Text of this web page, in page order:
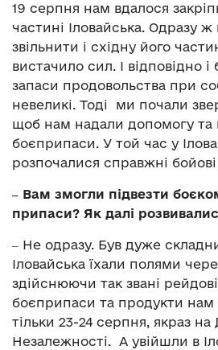
19 серпня нам вдалося
частині Іловайська. Одразу ж
звільнити і східну його
вистачило сил. І відповідно і
запаси продовольства при
невеликі. Тоді ми почали
щоб нам надали допомогу та
боєприпаси. У той час у
розпочалися справжні бойові
‒ Вам змогли підвезти
припаси? Як далі
‒ Не одразу. Був дуже
Іловайська їхали полями
здійснюючи так звані
боєприпаси та продукти нам
тільки 23-24 серпня, якраз на
Незалежності. А увійшли в